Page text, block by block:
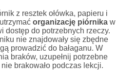
z resztek ołówka, papieru i
organizację piórnika w
dostęp do potrzebnych rzeczy.
nie znajdowały się zbędne
prowadzić do bałaganu. W
braków, uzupełnij potrzebne
nie brakowało podczas lekcji.